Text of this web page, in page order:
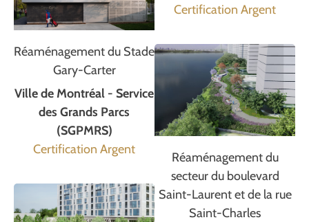
Réaménagement du Stade
Gary-Carter
Ville de Montréal - Service
des Grands Parcs
(SGPMRS)
Certification Argent
Certification Argent
Réaménagement du
secteur du boulevard
Saint-Laurent et de la rue
Saint-Charles